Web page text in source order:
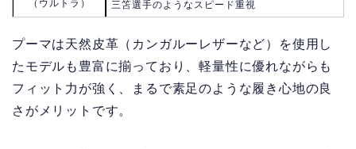
（ウルトラ）
三笘選手のようなスピード重視
プーマは天然皮革（カンガルーレザーなど）を使用し
たモデルも豊富に揃っており、軽量性に優れながらも
フィット力が強く、まるで素足のような履き心地の良
さがメリットです。